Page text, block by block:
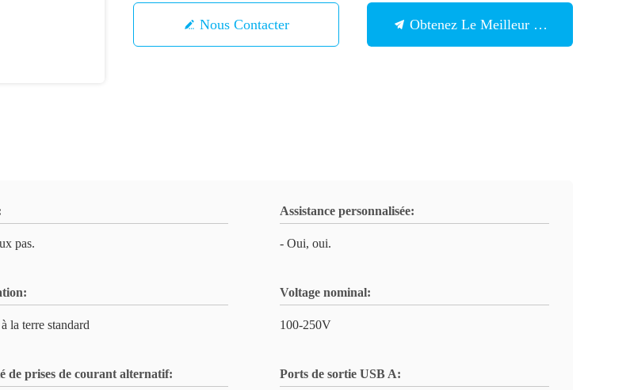
Nous Contacter Obtenez Le Meilleur Prix
pas.
Assistance personnalisée:
- Oui, oui.
la terre standard
Voltage nominal:
100-250V
de prises de courant alternatif: Ports de sortie USB A: